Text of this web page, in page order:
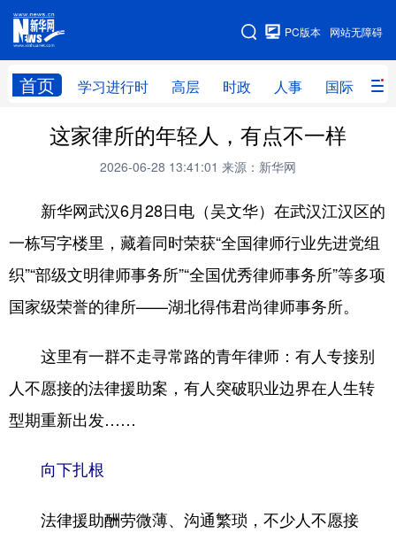
网站无障碍
PC版本
首页 学习进行时 高层 时政 人事 国际 财
网站地图
学习进行时 高层 时政 人事
财经 网评
台湾 思客智库 全球连线 教育
科技 科创 量子 体育
文化 书画 健康 军事
访谈 图片 政务
法律 中央文件 金融 汽车
食品 人居 信息化 数字经济
学术中国 乡村振兴
城市
这家律所的年轻人，有点不一样
2026-06-28 13:41:01 来源：新华网
新华网武汉6月28日电（吴文华）在武汉江汉区的
一栋写字楼里，藏着同时荣获“全国律师行业先进党组
织”“部级文明律师事务所”“全国优秀律师事务所”等多项
国家级荣誉的律所——湖北得伟君尚律师事务所。
这里有一群不走寻常路的青年律师：有人专接别
人不愿接的法律援助案，有人突破职业边界在人生转
型期重新出发……
向下扎根
法律援助酬劳微薄、沟通繁琐，不少人不愿接